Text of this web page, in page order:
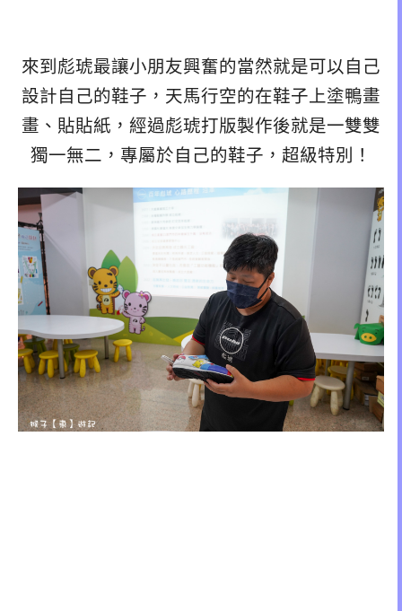
來到彪琥最讓小朋友興奮的當然就是可以自己
設計自己的鞋子，天馬行空的在鞋子上塗鴨畫
畫、貼貼紙，經過彪琥打版製作後就是一雙雙
獨一無二，專屬於自己的鞋子，超級特別！